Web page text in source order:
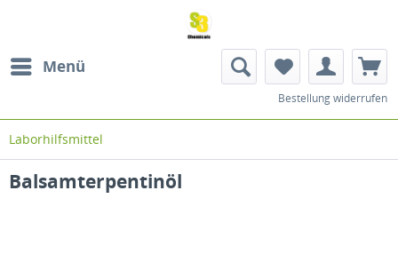
Menü
Bestellung widerrufen
Laborhilfsmittel
Balsamterpentinöl